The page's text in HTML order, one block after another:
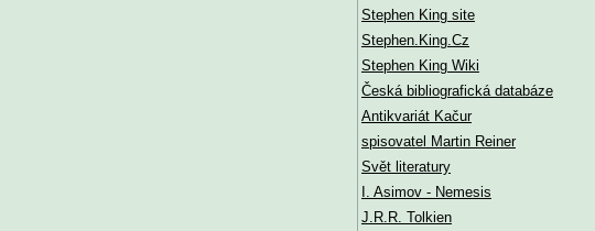
Stephen King site
Stephen.King.Cz
Stephen King Wiki
Česká bibliografická databáze
Antikvariát Kačur
spisovatel Martin Reiner
Svět literatury
I. Asimov - Nemesis
J.R.R. Tolkien